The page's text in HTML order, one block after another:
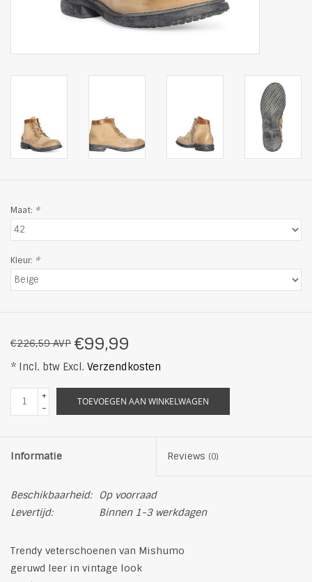
Maat: *
Kleur: *
€226,59 AVP €99,99
* Incl. btw Excl. Verzendkosten
+
-
TOEVOEGEN AAN WINKELWAGEN
Informatie Reviews (0)
Beschikbaarheid:
Op voorraad
Levertijd:
Binnen 1-3 werkdagen
Trendy veterschoenen van Mishumo
geruwd leer in vintage look